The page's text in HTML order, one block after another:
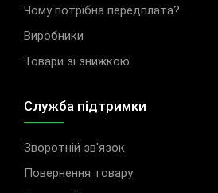
Чому потрібна передплата?
Виробники
Товари зі знижкою
Служба підтримки
Зворотній зв'язок
Повернення товару